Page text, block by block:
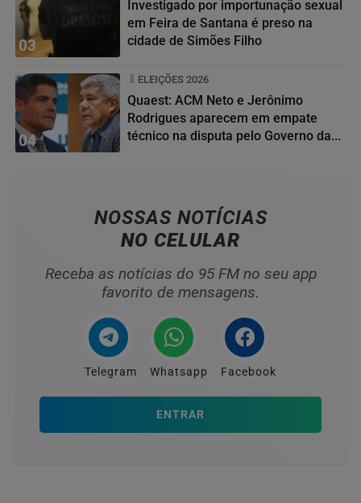
03
Investigado por importunação sexual
em Feira de Santana é preso na
cidade de Simões Filho
04
ELEIÇÕES 2026
Quaest: ACM Neto e Jerônimo
Rodrigues aparecem em empate
técnico na disputa pelo Governo da...
NOSSAS NOTÍCIAS
NO CELULAR
Receba as notícias do 95 FM no seu app
favorito de mensagens.
Telegram Whatsapp Facebook
ENTRAR